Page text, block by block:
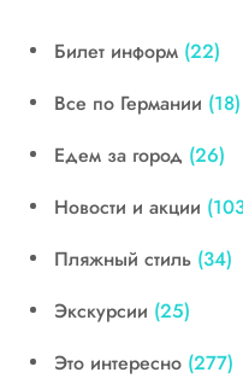
Билет информ (22)
Все по Германии (18)
Едем за город (26)
Новости и акции
Пляжный стиль (34)
Экскурсии (25)
Это интересно (277)